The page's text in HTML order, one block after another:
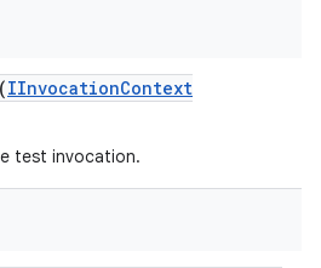
(IInvocationContext
test invocation.